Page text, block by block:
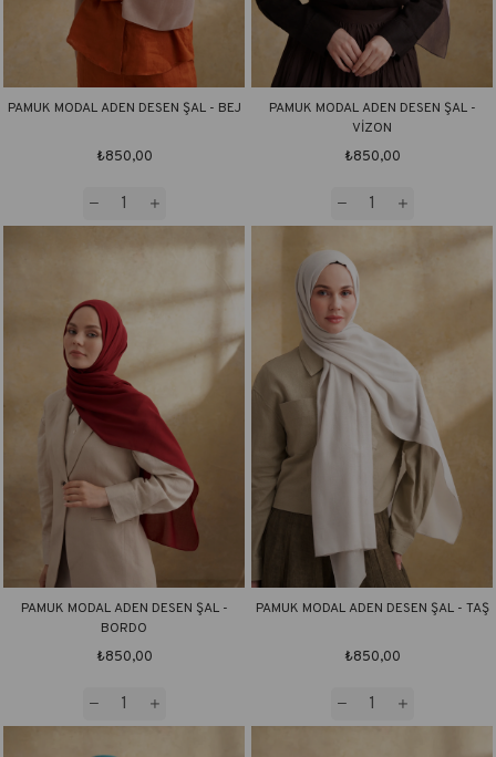
PAMUK MODAL ADEN DESEN ŞAL - BEJ
₺850,00
PAMUK MODAL ADEN DESEN ŞAL -
VİZON
₺850,00
PAMUK MODAL ADEN DESEN ŞAL -
BORDO
₺850,00
PAMUK MODAL ADEN DESEN ŞAL - TAŞ
₺850,00